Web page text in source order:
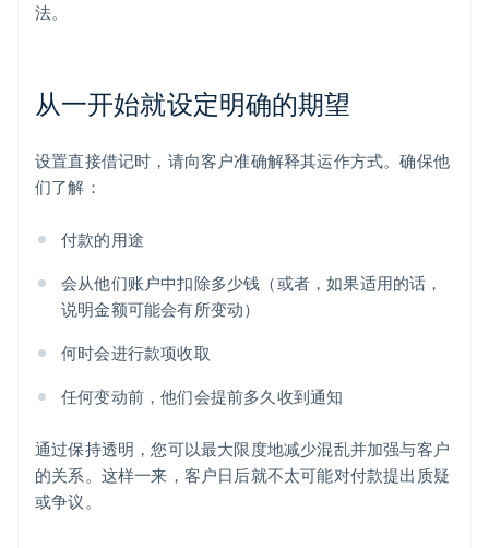
法。
从一开始就设定明确的期望
设置直接借记时，请向客户准确解释其运作方式。确保他
们了解：
付款的用途
会从他们账户中扣除多少钱（或者，如果适用的话，
说明金额可能会有所变动）
何时会进行款项收取
任何变动前，他们会提前多久收到通知
通过保持透明，您可以最大限度地减少混乱并加强与客户
的关系。这样一来，客户日后就不太可能对付款提出质疑
或争议。